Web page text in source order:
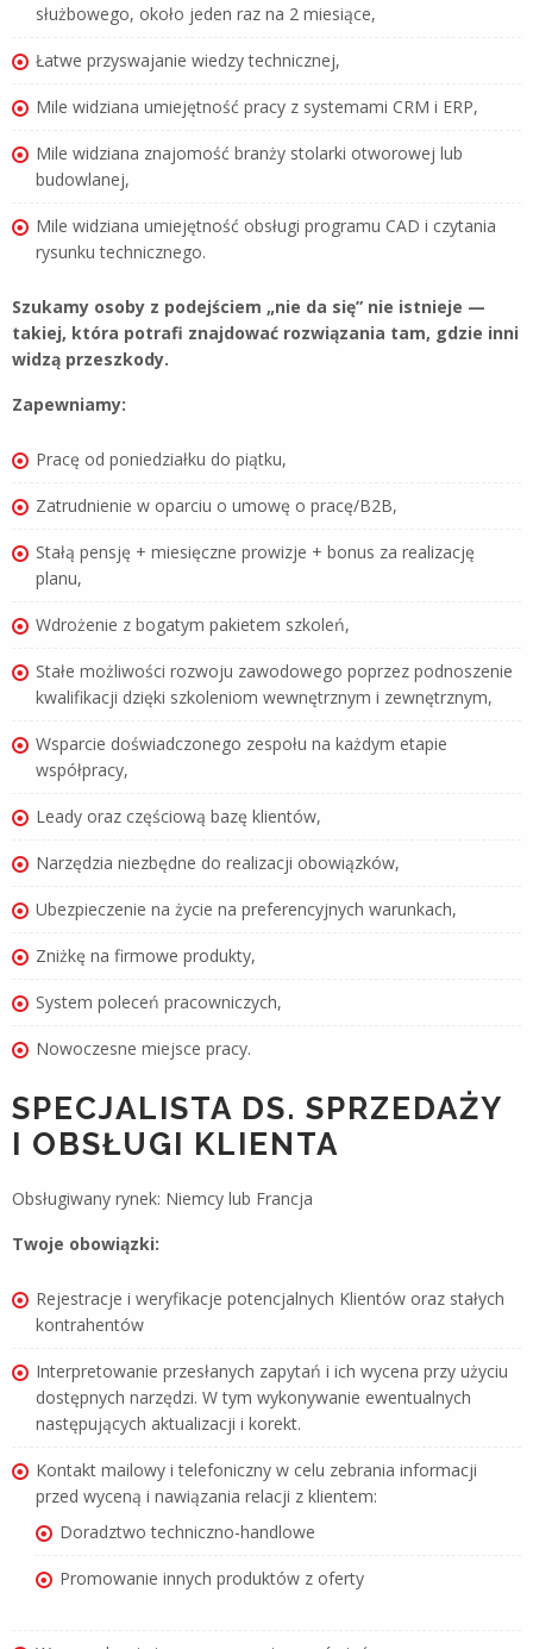
służbowego, około jeden raz na 2 miesiące,
Łatwe przyswajanie wiedzy technicznej,
Mile widziana umiejętność pracy z systemami CRM i ERP,
Mile widziana znajomość branży stolarki otworowej lub
budowlanej,
Mile widziana umiejętność obsługi programu CAD i czytania
rysunku technicznego.
Szukamy osoby z podejściem „nie da się” nie istnieje —
takiej, która potrafi znajdować rozwiązania tam, gdzie inni
widzą przeszkody.
Zapewniamy:
Pracę od poniedziałku do piątku,
Zatrudnienie w oparciu o umowę o pracę/B2B,
Stałą pensję + miesięczne prowizje + bonus za realizację
planu,
Wdrożenie z bogatym pakietem szkoleń,
Stałe możliwości rozwoju zawodowego poprzez podnoszenie
kwalifikacji dzięki szkoleniom wewnętrznym i zewnętrznym,
Wsparcie doświadczonego zespołu na każdym etapie
współpracy,
Leady oraz częściową bazę klientów,
Narzędzia niezbędne do realizacji obowiązków,
Ubezpieczenie na życie na preferencyjnych warunkach,
Zniżkę na firmowe produkty,
System poleceń pracowniczych,
Nowoczesne miejsce pracy.
SPECJALISTA DS. SPRZEDAŻY
I OBSŁUGI KLIENTA
Obsługiwany rynek: Niemcy lub Francja
Twoje obowiązki:
Rejestracje i weryfikacje potencjalnych Klientów oraz stałych
kontrahentów
Interpretowanie przesłanych zapytań i ich wycena przy użyciu
dostępnych narzędzi. W tym wykonywanie ewentualnych
następujących aktualizacji i korekt.
Kontakt mailowy i telefoniczny w celu zebrania informacji
przed wyceną i nawiązania relacji z klientem:
Doradztwo techniczno-handlowe
Promowanie innych produktów z oferty